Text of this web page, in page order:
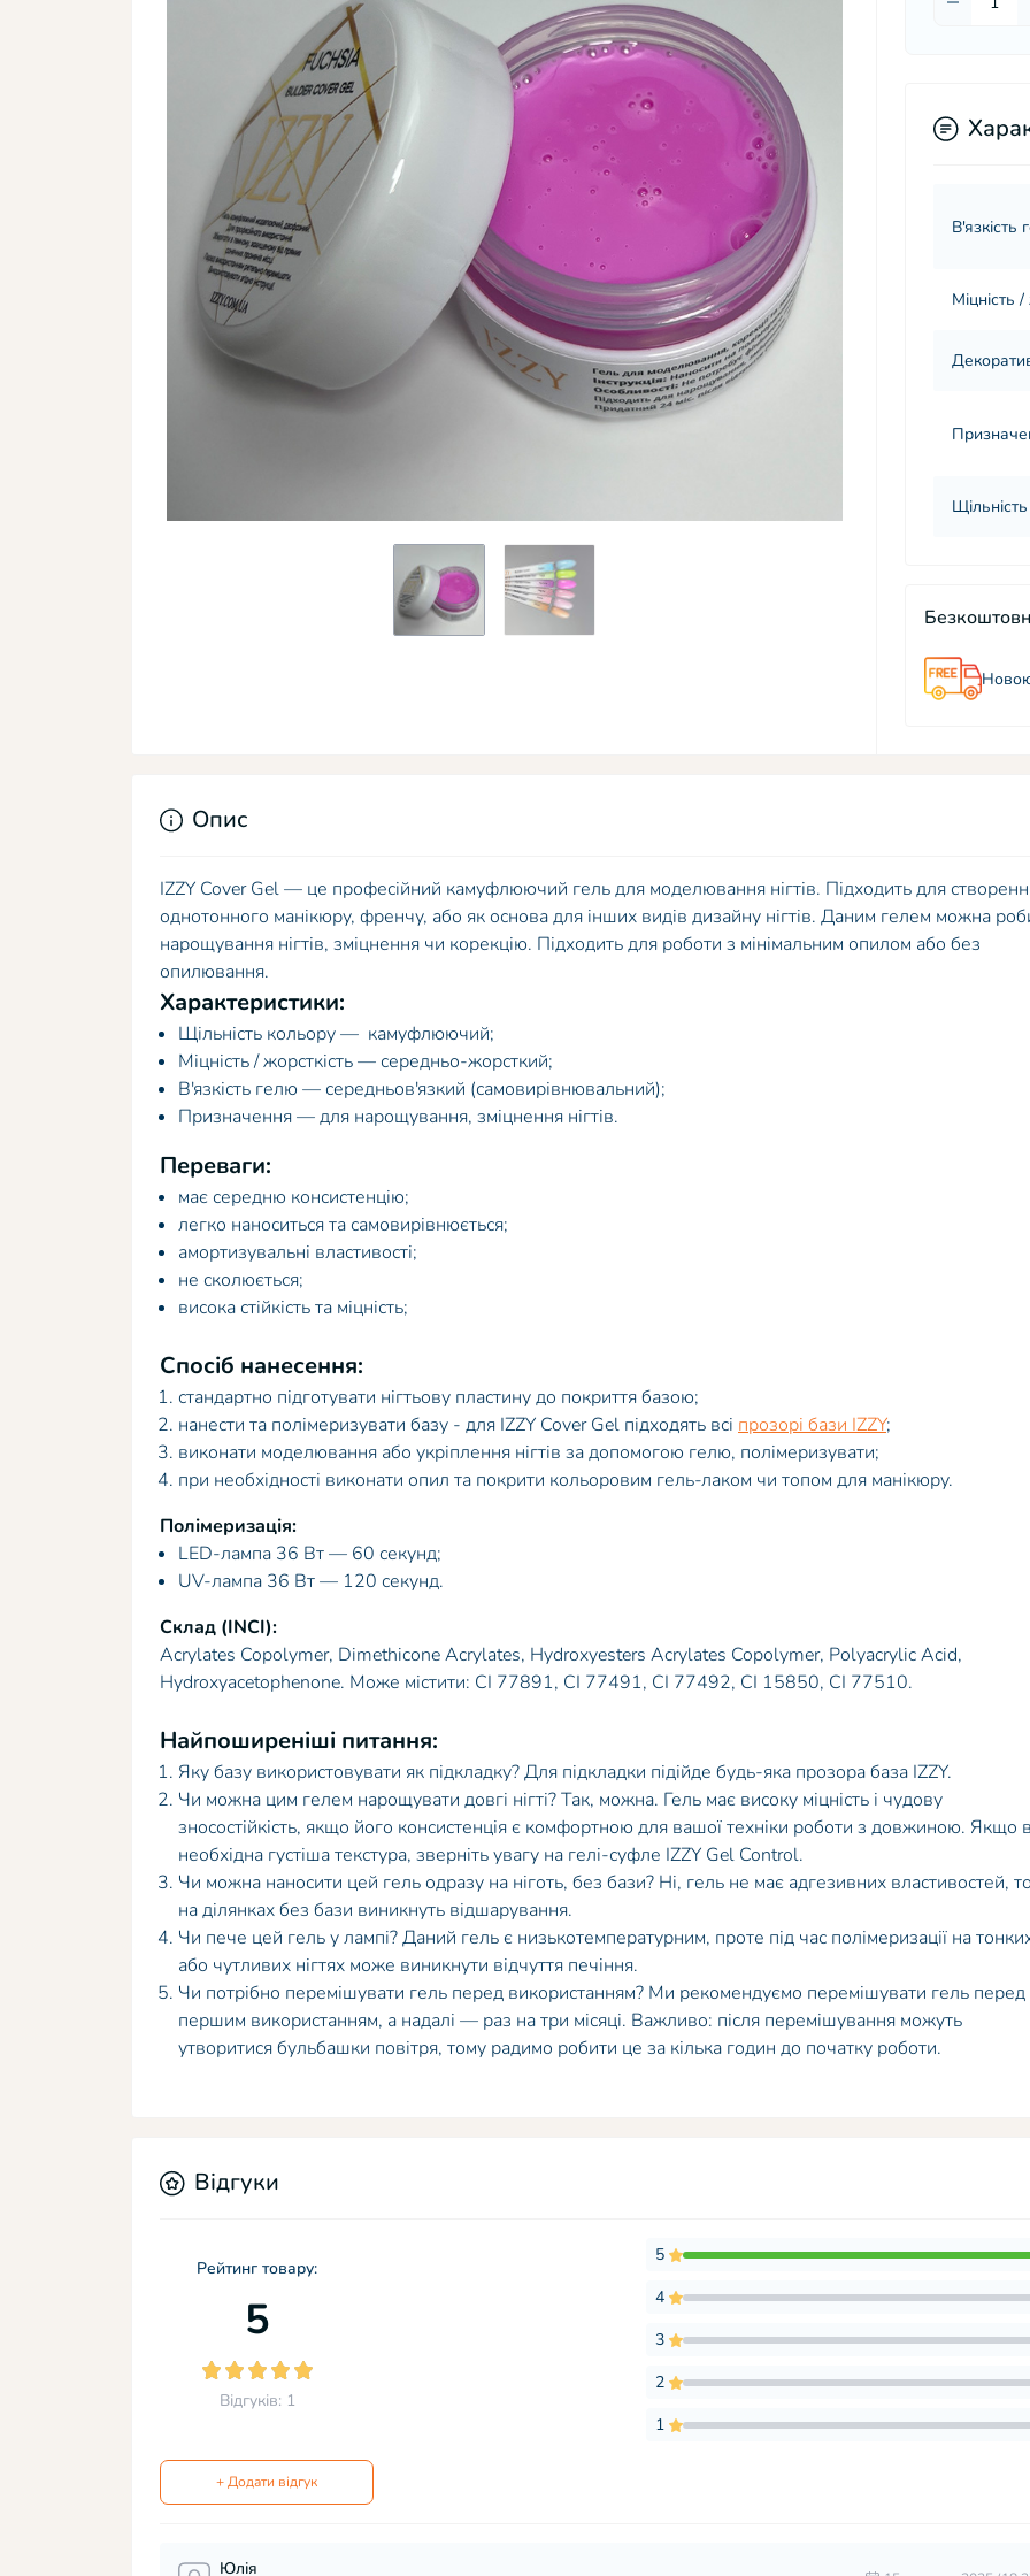
В'язкість
Міцність
Опис
IZZY Cover Gel — це професійний камуфлюючий гель для моделювання нігтів. Підходить для
однотонного манікюру, френчу, або як основа для інших видів дизайну нігтів. Даним гелем можна
нарощування нігтів, зміцнення чи корекцію. Підходить для роботи з мінімальним опилом або без
опилювання.
Характеристики:
Щільність кольору — камуфлюючий;
Міцність / жорсткість — середньо-жорсткий;
В'язкість гелю — середньов'язкий (самовирівнювальний);
Призначення — для нарощування, зміцнення нігтів.
Переваги:
має середню консистенцію;
легко наноситься та самовирівнюється;
амортизувальні властивості;
не сколюється;
висока стійкість та міцність;
Спосіб нанесення:
стандартно підготувати нігтьову пластину до покриття базою;
нанести та полімеризувати базу - для IZZY Cover Gel підходять всі прозорі бази IZZY;
виконати моделювання або укріплення нігтів за допомогою гелю, полімеризувати;
при необхідності виконати опил та покрити кольоровим гель-лаком чи топом для манікюру.
Полімеризація:
LED-лампа 36 Вт — 60 секунд;
UV-лампа 36 Вт — 120 секунд.
Склад (INCI):
Acrylates Copolymer, Dimethicone Acrylates, Hydroxyesters Acrylates Copolymer, Polyacrylic Acid,
Hydroxyacetophenone. Може містити: CI 77891, CI 77491, CI 77492, CI 15850, CI 77510.
Найпоширеніші питання:
Яку базу використовувати як підкладку? Для підкладки підійде будь-яка прозора база IZZY.
Чи можна цим гелем нарощувати довгі нігті? Так, можна. Гель має високу міцність і чудову
зносостійкість, якщо його консистенція є комфортною для вашої техніки роботи з довжиною. Якщо
необхідна густіша текстура, зверніть увагу на гелі-суфле IZZY Gel Control.
Чи можна наносити цей гель одразу на ніготь, без бази? Ні, гель не має адгезивних властивостей,
на ділянках без бази виникнуть відшарування.
Чи пече цей гель у лампі? Даний гель є низькотемпературним, проте під час полімеризації на
або чутливих нігтях може виникнути відчуття печіння.
Чи потрібно перемішувати гель перед використанням? Ми рекомендуємо перемішувати гель перед
першим використанням, а надалі — раз на три місяці. Важливо: після перемішування можуть
утворитися бульбашки повітря, тому радимо робити це за кілька годин до початку роботи.
Відгуки
Рейтинг товару:
5
Відгуків: 1
5
4
3
2
1
+ Додати відгук
Юлія